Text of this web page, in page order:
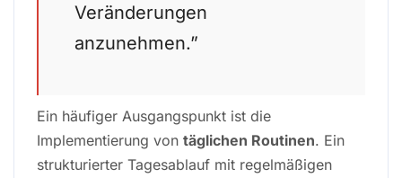
Veränderungen
anzunehmen.”
Ein häufiger Ausgangspunkt ist die
Implementierung von täglichen Routinen. Ein
strukturierter Tagesablauf mit regelmäßigen